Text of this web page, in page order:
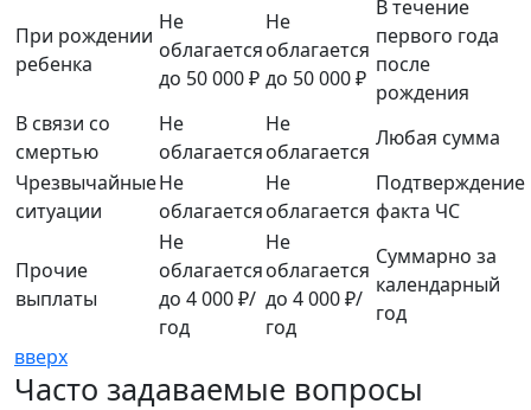
При рождении
ребенка
Не
облагается
до 50 000 ₽
Не
облагается
до 50 000 ₽
В течение
первого года
после
рождения
В связи со
смертью
Не
облагается
Не
облагается
Любая сумма
Чрезвычайные
ситуации
Не
облагается
Не
облагается
Подтверждение
факта ЧС
Прочие
выплаты
Не
облагается
до 4 000 ₽/
год
Не
облагается
до 4 000 ₽/
год
Суммарно за
календарный
год
вверх
Часто задаваемые вопросы